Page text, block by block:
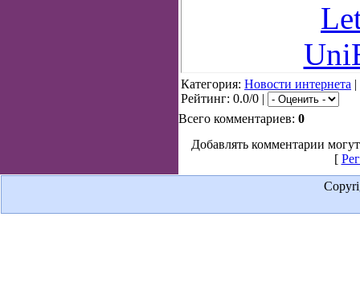
Категория: Новости интернета
Рейтинг: 0.0/0 |
Всего комментариев: 0
Добавлять комментарии
[